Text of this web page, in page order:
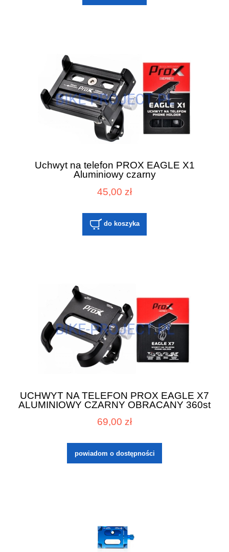
Uchwyt na telefon PROX EAGLE X1
Aluminiowy czarny
45,00 zł
do koszyka
UCHWYT NA TELEFON PROX EAGLE X7
ALUMINIOWY CZARNY OBRACANY 360st
69,00 zł
powiadom o dostępności